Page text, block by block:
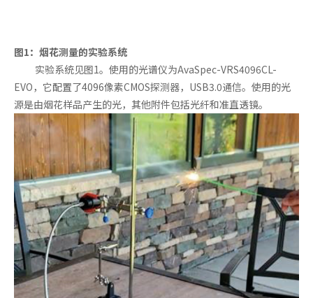
图1：烟花测量的实验系统
实验系统见图1。使用的光谱仪为AvaSpec-VRS4096CL-
EVO，它配置了4096像素CMOS探测器，USB3.0通信。使用的光
源是由烟花样品产生的光，其他附件包括光纤和准直透镜。